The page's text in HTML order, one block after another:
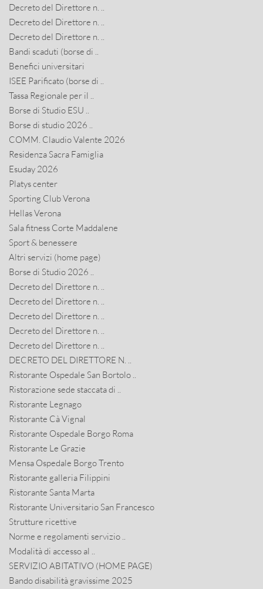
Decreto del Direttore n. ..
Decreto del Direttore n. ..
Decreto del Direttore n. ..
Bandi scaduti (borse di ..
Benefici universitari
ISEE Parificato (borse di ..
Tassa Regionale per il ..
Borse di Studio ESU ..
Borse di studio 2026 ..
COMM. Claudio Valente 2026
Residenza Sacra Famiglia
Esuday 2026
Platys center
Sporting Club Verona
Hellas Verona
Sala fitness Corte Maddalene
Sport & benessere
Altri servizi (home page)
Borse di Studio 2026 ..
Decreto del Direttore n. ..
Decreto del Direttore n. ..
Decreto del Direttore n. ..
Decreto del Direttore n. ..
Decreto del Direttore n. ..
DECRETO DEL DIRETTORE N. ..
Ristorante Ospedale San Bortolo ..
Ristorazione sede staccata di ..
Ristorante Legnago
Ristorante Cà Vignal
Ristorante Ospedale Borgo Roma
Ristorante Le Grazie
Mensa Ospedale Borgo Trento
Ristorante galleria Filippini
Ristorante Santa Marta
Ristorante Universitario San Francesco
Strutture ricettive
Norme e regolamenti servizio ..
Modalità di accesso al ..
SERVIZIO ABITATIVO (HOME PAGE)
Bando disabilità gravissime 2025